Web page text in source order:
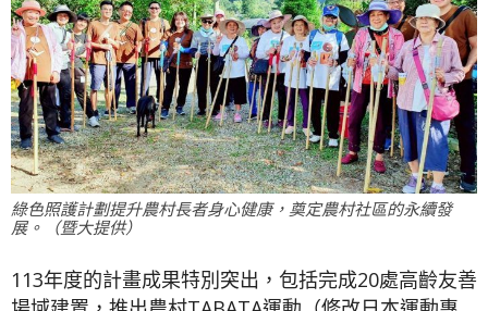
綠色照護計劃提升農村長者身心健康，奠定農村社區的永續發
展。（暨大提供）
113年度的計畫成果特別突出，包括完成20處高齡友善